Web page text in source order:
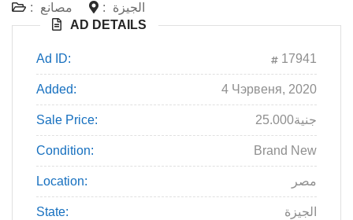
: مصانع :
الجيزة
AD DETAILS
Ad ID: 17941
Added: 4 Чэрвеня, 2020
Sale Price: 25.000جنية
Condition: Brand New
Location: مصر
State: الجيزة